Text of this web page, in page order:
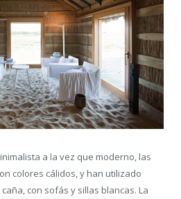
a la vez que moderno, las
colores cálidos, y han utilizado
con sofás y sillas blancas. La